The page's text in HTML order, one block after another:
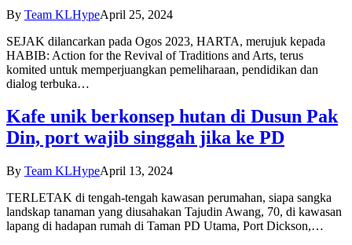
By Team KLHypeApril 25, 2024
SEJAK dilancarkan pada Ogos 2023, HARTA, merujuk kepada
HABIB: Action for the Revival of Traditions and Arts, terus
komited untuk memperjuangkan pemeliharaan, pendidikan dan
dialog terbuka…
Kafe unik berkonsep hutan di Dusun Pak
Din, port wajib singgah jika ke PD
By Team KLHypeApril 13, 2024
TERLETAK di tengah-tengah kawasan perumahan, siapa sangka
landskap tanaman yang diusahakan Tajudin Awang, 70, di kawasan
lapang di hadapan rumah di Taman PD Utama, Port Dickson,…